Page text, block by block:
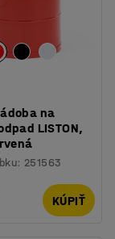
na
LISTON,
: 251563
KÚPIŤ